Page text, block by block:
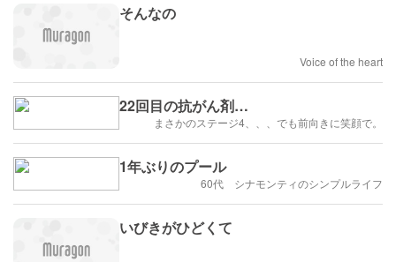
そんなの
Voice of the heart
22回目の抗がん剤…
まさかのステージ4、、、でも前向きに笑顔で。
1年ぶりのプール
60代 シナモンティのシンプルライフ
いびきがひどくて